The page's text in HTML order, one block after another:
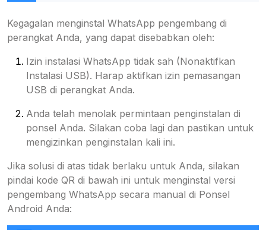
Kegagalan menginstal WhatsApp pengembang di
perangkat Anda, yang dapat disebabkan oleh:
Izin instalasi WhatsApp tidak sah (Nonaktifkan
Instalasi USB). Harap aktifkan izin pemasangan
USB di perangkat Anda.
Anda telah menolak permintaan penginstalan di
ponsel Anda. Silakan coba lagi dan pastikan untuk
mengizinkan penginstalan kali ini.
Jika solusi di atas tidak berlaku untuk Anda, silakan
pindai kode QR di bawah ini untuk menginstal versi
pengembang WhatsApp secara manual di Ponsel
Android Anda: